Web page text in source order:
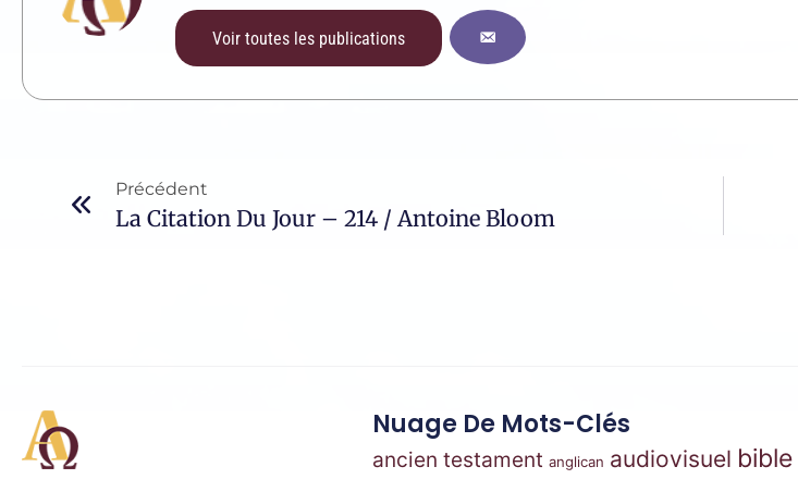
Voir toutes les publications
Précédent
La Citation Du Jour – 214 / Antoine Bloom
Nuage De Mots-Clés
ancien testament anglican audiovisuel bible